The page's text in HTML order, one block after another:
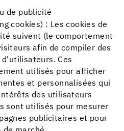
de publicité
cookies) : Les cookies de
suivent (le comportement
afin de compiler des
Ces
utilisés pour afficher
et personnalisées qui
des utilisateurs
sont utilisés pour mesurer
publicitaires et pour